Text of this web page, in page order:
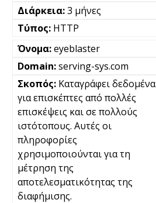
3 μήνες
HTTP
eyeblaster
serving-sys.com
Καταγράφει δεδομένα
για επισκέπτες από πολλές
επισκέψεις και σε πολλούς
ιστότοπους. Αυτές οι
πληροφορίες
χρησιμοποιούνται για τη
μέτρηση της
αποτελεσματικότητας της
διαφήμισης.